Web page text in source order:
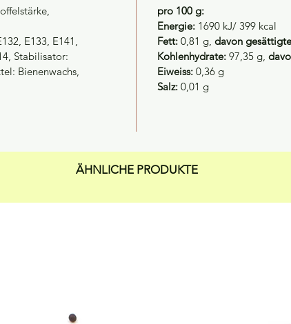
E133, E141,
Stabilisator:
Bienenwachs,
pro 100 g:
Energie: 1690 kJ/ 399 kcal
Fett: 0,81 g, davon
Kohlenhydrate: 97,35 g,
Eiweiss: 0,36 g
Salz: 0,01 g
ÄHNLICHE PRODUKTE